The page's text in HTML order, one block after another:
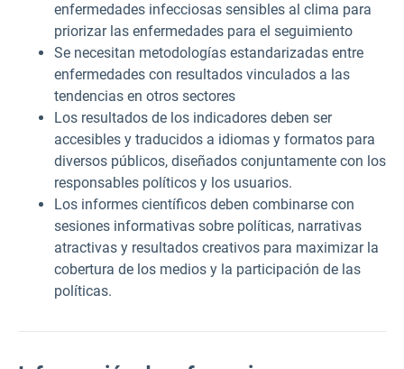
enfermedades infecciosas sensibles al clima para
priorizar las enfermedades para el seguimiento
Se necesitan metodologías estandarizadas entre
enfermedades con resultados vinculados a las
tendencias en otros sectores
Los resultados de los indicadores deben ser
accesibles y traducidos a idiomas y formatos para
diversos públicos, diseñados conjuntamente con los
responsables políticos y los usuarios.
Los informes científicos deben combinarse con
sesiones informativas sobre políticas, narrativas
atractivas y resultados creativos para maximizar la
cobertura de los medios y la participación de las
políticas.